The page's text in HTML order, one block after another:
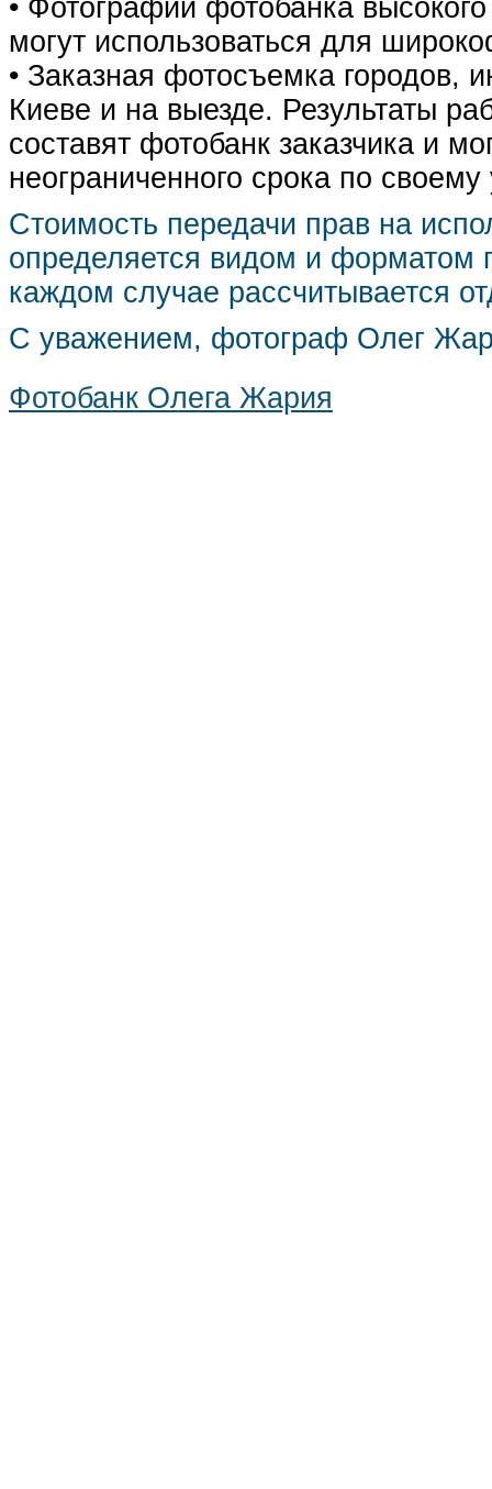
• Фотографии фотобанка
могут использоваться для
• Заказная фотосъемка городов,
Киеве и на выезде. Результаты
составят фотобанк заказчика и
неограниченного срока по
Стоимость передачи прав на
определяется видом и форматом
каждом случае рассчитывается
С уважением, фотограф Олег
Фотобанк Олега Жария